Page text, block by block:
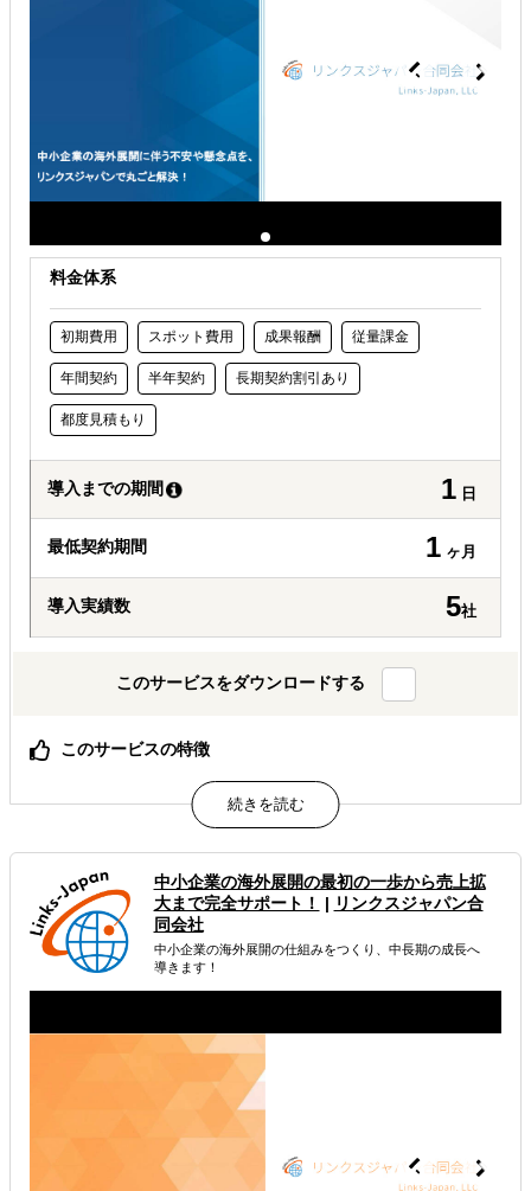
有効なプロモーション方法を探している
自社事業に最適な進出形態を知りたい
料金体系
初期費用 スポット費用 成果報酬 従量課金
年間契約 半年契約 長期契約割引あり
都度見積もり
導入までの期間 1 日
最低契約期間 1 ヶ月
導入実績数 5社
このサービスをダウンロードする
このサービスの特徴
海外展開の不安をなくし、準備から拡大まで丸ごと任せら
れる実務型サービス。
属するジャンル
海外進出総合支援 海外進出戦略・事業計画立案
海外進出コンサルティング
有効なプロモーション方法を探している
自社事業に最適な進出形態を知りたい
自社商材の現地でのニーズを知りたい
中小企業の海外展開の最初の一歩から売上拡
大まで完全サポート！
| リンクスジャパン合
同会社
中小企業の海外展開の仕組みをつくり、中長期の成長へ
導きます！